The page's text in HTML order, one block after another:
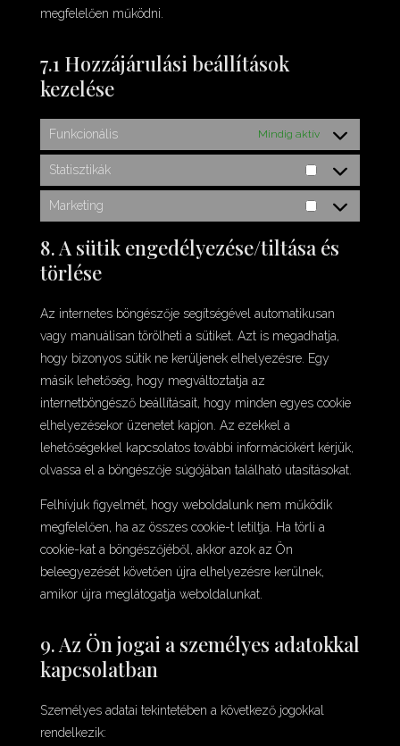
megfelelően működni.
7.1 Hozzájárulási beállítások
kezelése
Funkcionális Mindig aktív
Statisztikák
Statisztikák
Marketing
Marketing
8. A sütik engedélyezése/tiltása és
törlése
Az internetes böngészője segítségével automatikusan
vagy manuálisan törölheti a sütiket. Azt is megadhatja,
hogy bizonyos sütik ne kerüljenek elhelyezésre. Egy
másik lehetőség, hogy megváltoztatja az
internetböngésző beállításait, hogy minden egyes cookie
elhelyezésekor üzenetet kapjon. Az ezekkel a
lehetőségekkel kapcsolatos további információkért kérjük,
olvassa el a böngészője súgójában található utasításokat.
Felhívjuk figyelmét, hogy weboldalunk nem működik
megfelelően, ha az összes cookie-t letiltja. Ha törli a
cookie-kat a böngészőjéből, akkor azok az Ön
beleegyezését követően újra elhelyezésre kerülnek,
amikor újra meglátogatja weboldalunkat.
9. Az Ön jogai a személyes adatokkal
kapcsolatban
Személyes adatai tekintetében a következő jogokkal
rendelkezik: